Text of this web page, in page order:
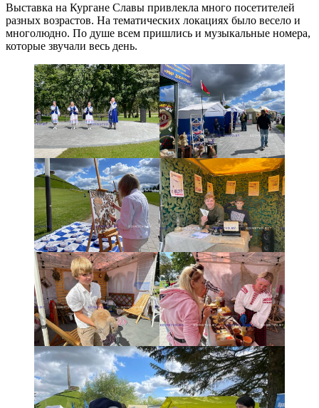
Выставка на Кургане Славы привлекла много посетителей
разных возрастов. На тематических локациях было весело и
многолюдно. По душе всем пришлись и музыкальные номера,
которые звучали весь день.